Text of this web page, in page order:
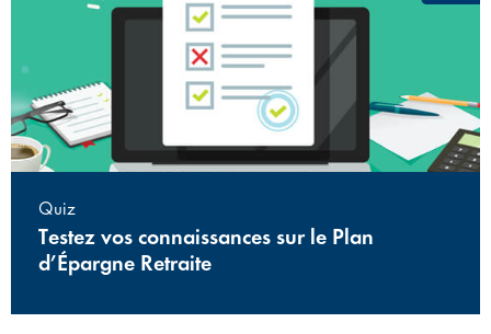
Quiz
Testez vos connaissances sur le Plan
d’Épargne Retraite